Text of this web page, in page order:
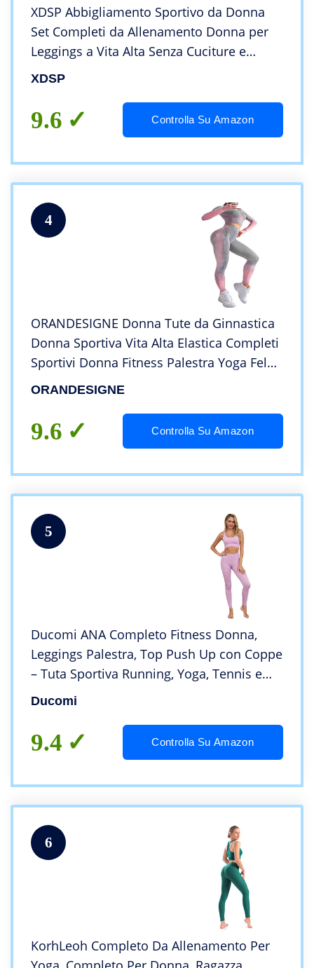
XDSP Abbigliamento Sportivo da Donna
Set Completi da Allenamento Donna per
Leggings a Vita Alta Senza Cuciture e
Reggiseno Elasticizzato Yoga Jogging (Blu
XDSP
9.6 Controlla Su Amazon
4
ORANDESIGNE Donna Tute da Ginnastica
Donna Sportiva Vita Alta Elastica Completi
Sportivi Donna Fitness Palestra Yoga Felpa
Corta e Pantaloni G Rosa XS
ORANDESIGNE
9.6 Controlla Su Amazon
5
Ducomi ANA Completo Fitness Donna,
Leggings Palestra, Top Push Up con Coppe
– Tuta Sportiva Running, Yoga, Tennis e
Palestra – Kit Leggins Snellente e
(Lavender, M)
Ducomi
9.4 Controlla Su Amazon
6
KorhLeoh Completo Da Allenamento Per